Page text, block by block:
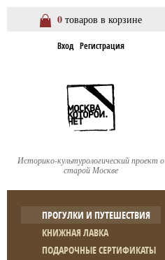
0 товаров в корзине
Вход Регистрация
Историко-культурологический проект о
старой Москве
ПРОГУЛКИ И ПУТЕШЕСТВИЯ
КНИЖНАЯ ЛАВКА
ПОДАРОЧНЫЕ СЕРТИФИКАТЫ